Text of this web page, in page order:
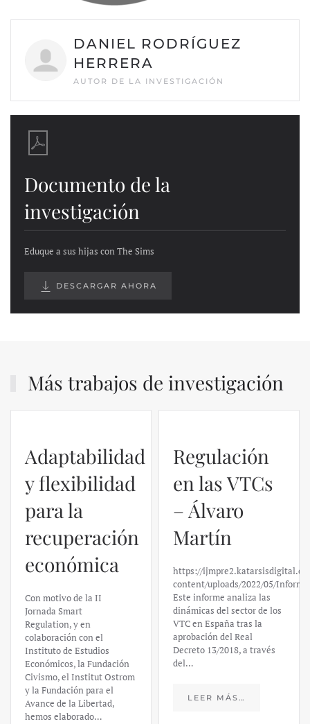
DANIEL RODRÍGUEZ
HERRERA
AUTOR DE LA INVESTIGACIÓN
Documento de la
investigación
Eduque a sus hijas con The Sims
DESCARGAR AHORA
Más trabajos de investigación
Adaptabilidad
y flexibilidad
para la
recuperación
económica
Con motivo de la II
Jornada Smart
Regulation, y en
colaboración con el
Instituto de Estudios
Económicos, la Fundación
Civismo, el Institut Ostrom
y la Fundación para el
Avance de la Libertad,
hemos elaborado…
Regulación
en las VTCs
– Álvaro
Martín
https://
content/uploads/2022/05/
Este informe analiza las
dinámicas del sector de los
VTC en España tras la
aprobación del Real
Decreto 13/2018, a través
del…
LEER MÁS…